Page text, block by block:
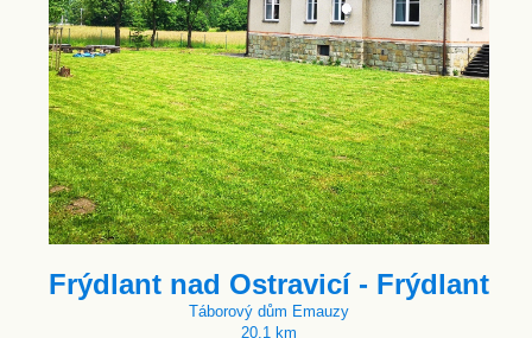
Frýdlant nad Ostravicí - Frýdlant
Táborový dům Emauzy
20.1 km